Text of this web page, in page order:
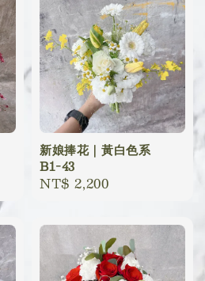
新娘捧花｜黃白色系
B1-43
Regular
NT$ 2,200